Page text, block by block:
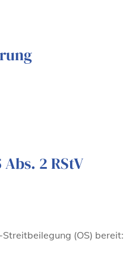
2 RStV
(OS) bereit: